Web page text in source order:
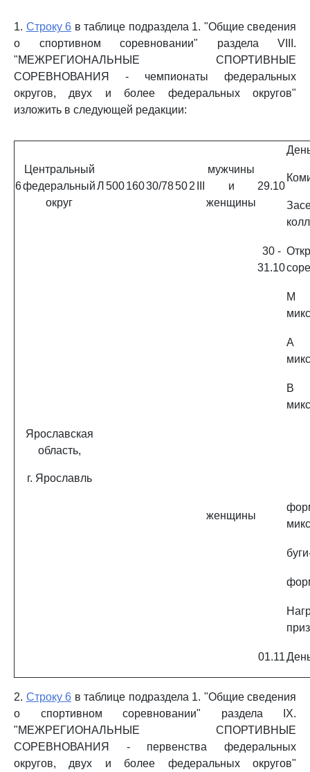
1. Строку 6 в таблице подраздела 1. "Общие сведения
о спортивном соревновании" раздела VIII.
"МЕЖРЕГИОНАЛЬНЫЕ СПОРТИВНЫЕ
СОРЕВНОВАНИЯ - чемпионаты федеральных
округов, двух и более федеральных округов"
изложить в следующей редакции:
6
Центральный
федеральный
округ
Л 50016030/78502
мужчины
и
женщины
29.10
30 -
31.10
M
A
B
Ярославская
область,
г. Ярославль
женщины
01.11
2. Строку 6 в таблице подраздела 1. "Общие сведения
о спортивном соревновании" раздела IX.
"МЕЖРЕГИОНАЛЬНЫЕ СПОРТИВНЫЕ
СОРЕВНОВАНИЯ - первенства федеральных
округов, двух и более федеральных округов"